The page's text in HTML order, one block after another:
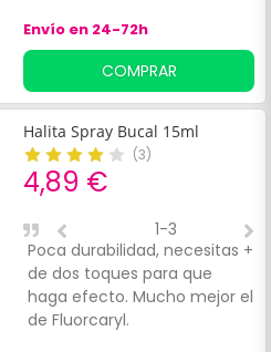
previo a intervenciones
quirúrgicas. Efecto
bactericida en el lavado pre-
quirúrgico de las manos.
Pensada para desinfectar
heridas y quemaduras antes
de cubrirlas con vendas o
apósitos.
Envío en 24-72h
COMPRAR
Halita Spray Bucal 15ml
(3)
4,89 €
Poca durabilidad, necesitas +
de dos toques para que
haga efecto. Mucho mejor el
de Fluorcaryl.
1-3